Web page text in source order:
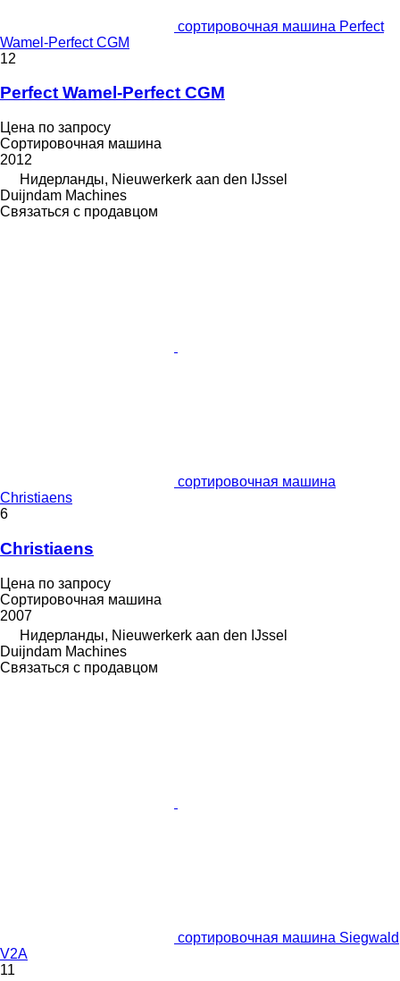
сортировочная машина Perfect
Wamel-Perfect CGM
12
Perfect Wamel-Perfect CGM
Цена по запросу
Сортировочная машина
2012
Нидерланды, Nieuwerkerk aan den IJssel
Duijndam Machines
Связаться с продавцом
сортировочная машина
Christiaens
6
Christiaens
Цена по запросу
Сортировочная машина
2007
Нидерланды, Nieuwerkerk aan den IJssel
Duijndam Machines
Связаться с продавцом
сортировочная машина Siegwald
V2A
11